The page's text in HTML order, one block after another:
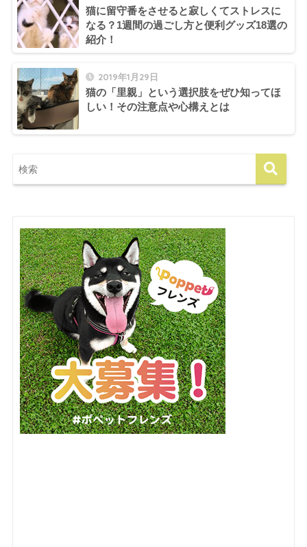
猫に留守番をさせると寂しくてストレスに
なる？1週間の過ごし方と便利グッズ18選の
紹介！
2019年1月29日
猫の「里親」という選択肢をぜひ知ってほ
しい！その注意点や心構えとは